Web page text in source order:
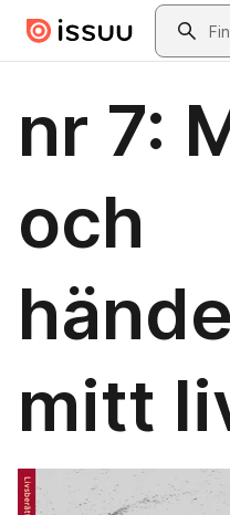
Skip to main contentSearch
nr 7:
och
mitt